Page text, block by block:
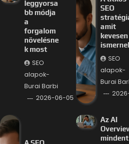
leggyorsa
bb módja
a
forgalom
növelésne
k most
SEO
alapok-
Burai Barbi
2026-06-05
SEO
amit
kevesen
SEO
alapok-
Burai
Az AI
mindent